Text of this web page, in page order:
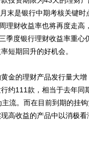
末是银行中期考核关键
理财收益率也将再度走
季度银行理财收益率重
短期回升的好机会。
的理财产品发行量大增
约111款，相当于去年同
流。而在目前到期的挂
高收益的产品中以消极